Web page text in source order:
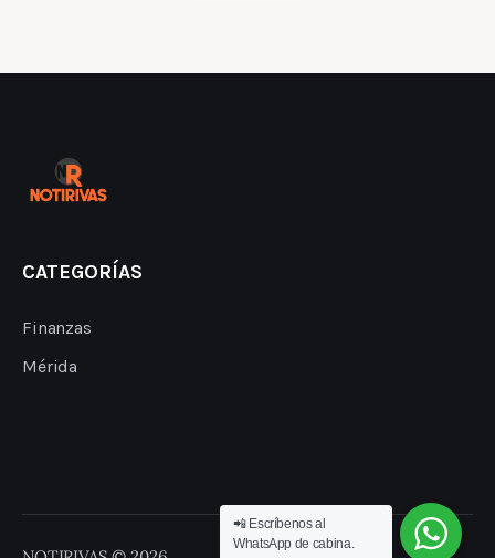
CATEGORÍAS
Finanzas
Mérida
📲 Escríbenos al
WhatsApp de cabina.